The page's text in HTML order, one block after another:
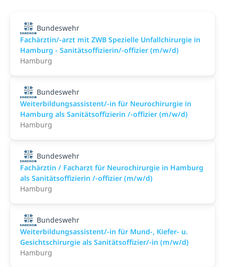
Bundeswehr
Fachärztin/-arzt mit ZWB Spezielle Unfallchirurgie in
Hamburg - Sanitätsoffizierin/-offizier (m/w/d)
Hamburg
Bundeswehr
Weiterbildungsassistent/-in für Neurochirurgie in
Hamburg als Sanitätsoffizierin /-offizier (m/w/d)
Hamburg
Bundeswehr
Fachärztin / Facharzt für Neurochirurgie in Hamburg
als Sanitätsoffizierin /-offizier (m/w/d)
Hamburg
Bundeswehr
Weiterbildungsassistent/-in für Mund-, Kiefer- u.
Gesichtschirurgie als Sanitätsoffizier/-in (m/w/d)
Hamburg